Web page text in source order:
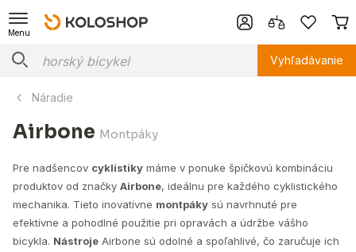
Menu
Vyhľadávanie
Náradie
Airbone Montpáky
Pre nadšencov cyklistiky máme v ponuke špičkovú kombináciu
produktov od značky Airbone, ideálnu pre každého cyklistického
mechanika. Tieto inovatívne montpáky sú navrhnuté pre
efektívne a pohodlné použitie pri opravách a údržbe vášho
bicykla. Nástroje Airbone sú odolné a spoľahlivé, čo zaručuje ich